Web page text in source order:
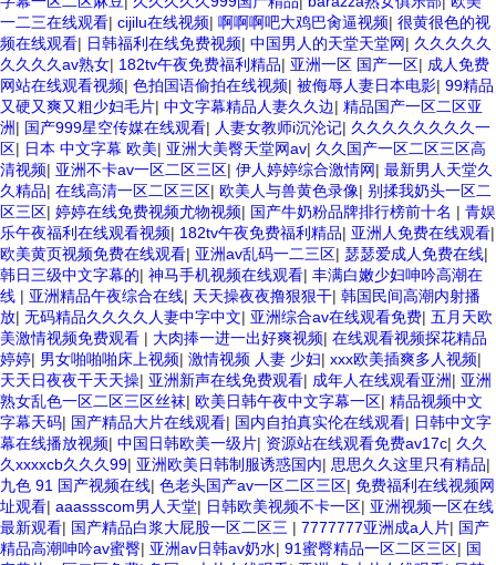
一二三在线观看| cijilu在线视频| 啊啊啊吧大鸡巴肏逼视频| 很黄很色的视
频在线观看| 日韩福利在线免费视频| 中国男人的天堂天堂网| 久久久久久
久久久久av熟女| 182tv午夜免费福利精品| 亚洲一区 国产一区| 成人免费
网站在线观看视频| 色拍国语偷拍在线视频| 被侮辱人妻日本电影| 99精品
又硬又爽又粗少妇毛片| 中文字幕精品人妻久久边| 精品国产一区二区亚
洲| 国产999星空传媒在线观看| 人妻女教师i沉沦记| 久久久久久久久久一
区| 日本 中文字幕 欧美| 亚洲大美臀天堂网av| 久久国产一区二区三区高
清视频| 亚洲不卡av一区二区三区| 伊人婷婷综合激情网| 最新男人天堂久
久精品| 在线高清一区二区三区| 欧美人与兽黄色录像| 别揉我奶头一区二
区三区| 婷婷在线免费视频尤物视频| 国产牛奶粉品牌排行榜前十名 | 青娱
乐午夜福利在线观看视频| 182tv午夜免费福利精品| 亚洲人免费在线观看|
欧美黄页视频免费在线观看| 亚洲av乱码一二三区| 瑟瑟爱成人免费在线|
韩日三级中文字幕的| 神马手机视频在线观看| 丰满白嫩少妇呻吟高潮在
线 | 亚洲精品午夜综合在线| 天天操夜夜撸狠狠干| 韩国民间高潮内射播
放| 无码精品久久久久人妻中字中文| 亚洲综合av在线观看免费| 五月天欧
美激情视频免费观看 | 大肉捧一进一出好爽视频| 在线观看视频探花精品
婷婷| 男女啪啪啪床上视频| 激情视频 人妻 少妇| xxx欧美插爽多人视频|
天天日夜夜干天天操| 亚洲新声在线免费观看| 成年人在线观看亚洲| 亚洲
熟女乱色一区二区三区丝袜| 欧美日韩午夜中文字幕一区| 精品视频中文
字幕天码| 国产精品大片在线观看| 国内自拍真实伦在线观看| 日韩中文字
幕在线播放视频| 中国日韩欧美一级片| 资源站在线观看免费av17c| 久久
久xxxxcb久久久99| 亚洲欧美日韩制服诱惑国内| 思思久久这里只有精品|
九色 91 国产视频在线| 色老头国产av一区二区三区| 免费福利在线视频网
址观看| aaassscom男人天堂| 日韩欧美视频不卡一区| 亚洲视频一区在线
最新观看| 国产精品白浆大屁股一区二区三 | 7777777亚洲成a人片| 国产
精品高潮呻吟av蜜臀| 亚洲av日韩av奶水| 91蜜臀精品一区二区三区| 国